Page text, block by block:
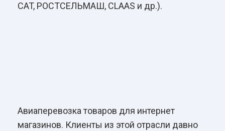
CAT, РОСТСЕЛЬМАШ, CLAAS и др.).
Авиаперевозка товаров для интернет
магазинов. Клиенты из этой отрасли давно